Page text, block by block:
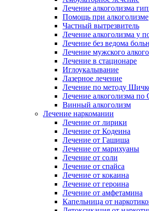
Лечение алкоголизма
Помощь при алкоголизме
Частный вытрезвитель
Лечение алкоголизма у
Лечение без ведома
Лечение мужского
Лечение в стационаре
Иглоукалывание
Лазерное лечение
Лечение по методу
Лечение алкоголизма
Винный алкоголизм
Лечение наркомании
Лечение от лирики
Лечение от Кодеина
Лечение от Гашиша
Лечение от марихуаны
Лечение от соли
Лечение от спайса
Лечение от кокаина
Лечение от героина
Лечение от амфетамина
Капельница от